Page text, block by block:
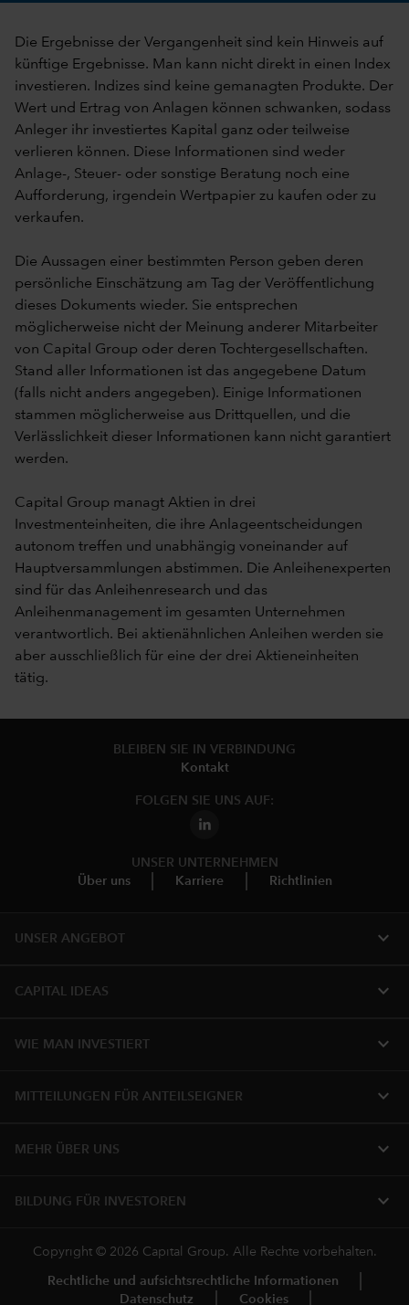
Die Ergebnisse der Vergangenheit sind kein Hinweis auf
künftige Ergebnisse. Man kann nicht direkt in einen Index
investieren. Indizes sind keine gemanagten Produkte. Der
Wert und Ertrag von Anlagen können schwanken, sodass
Anleger ihr investiertes Kapital ganz oder teilweise
verlieren können. Diese Informationen sind weder
Anlage-, Steuer- oder sonstige Beratung noch eine
Aufforderung, irgendein Wertpapier zu kaufen oder zu
verkaufen.
Die Aussagen einer bestimmten Person geben deren
persönliche Einschätzung am Tag der Veröffentlichung
dieses Dokuments wieder. Sie entsprechen
möglicherweise nicht der Meinung anderer Mitarbeiter
von Capital Group oder deren Tochtergesellschaften.
Stand aller Informationen ist das angegebene Datum
(falls nicht anders angegeben). Einige Informationen
stammen möglicherweise aus Drittquellen, und die
Verlässlichkeit dieser Informationen kann nicht garantiert
werden.
Capital Group managt Aktien in drei
Investmenteinheiten, die ihre Anlageentscheidungen
autonom treffen und unabhängig voneinander auf
Hauptversammlungen abstimmen. Die Anleihenexperten
sind für das Anleihenresearch und das
Anleihenmanagement im gesamten Unternehmen
verantwortlich. Bei aktienähnlichen Anleihen werden sie
aber ausschließlich für eine der drei Aktieneinheiten
tätig.
BLEIBEN SIE IN VERBINDUNG
Kontakt
FOLGEN SIE UNS AUF:
UNSER UNTERNEHMEN
Über uns
Karriere Richtlinien
UNSER ANGEBOT expand_more
CAPITAL IDEAS expand_more
WIE MAN INVESTIERT expand_more
MITTEILUNGEN FÜR ANTEILSEIGNER expand_more
MEHR ÜBER UNS expand_more
BILDUNG FÜR INVESTOREN expand_more
Copyright © 2026 Capital Group. Alle Rechte vorbehalten.
Rechtliche und aufsichtsrechtliche Informationen
Datenschutz
Cookies